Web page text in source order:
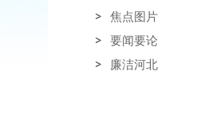
焦点图片
要闻要论
廉洁河北